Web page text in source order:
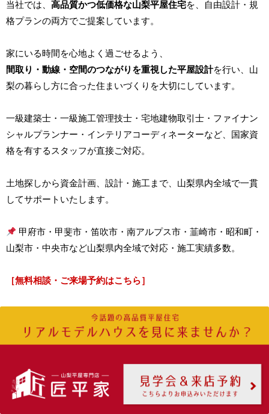
当社では、 高品質かつ低価格な山梨平屋住宅を、自由設計・規
格プランの両方でご提案しています。
家にいる時間を心地よく過ごせるよう、
間取り・動線・空間のつながりを重視した平屋設計を行い、山
梨の暮らし方に合った住まいづくりを大切にしています。
一級建築士・一級施工管理技士・宅地建物取引士・ファイナン
シャルプランナー・インテリアコーディネーターなど、国家資
格を有するスタッフが直接ご対応。
土地探しから資金計画、設計・施工まで、山梨県内全域で一貫
してサポートいたします。
甲府市・甲斐市・笛吹市・南アルプス市・韮崎市・昭和町・
山梨市・中央市など山梨県内全域で対応・施工実績多数。
［無料相談・ご来場予約はこちら］